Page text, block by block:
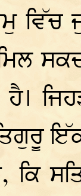
ਵਿੱਚ
ਮਿਲ
ਕਿ